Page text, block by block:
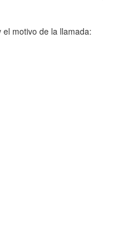
motivo de la llamada: